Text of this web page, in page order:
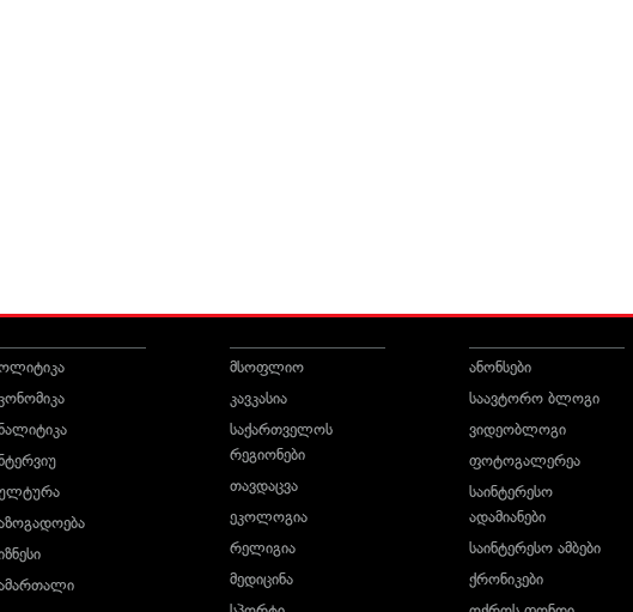
მსოფლიო
კავკასია
საქართველოს
რეგიონები
თავდაცვა
ეკოლოგია
რელიგია
მედიცინა
ანონსები
საავტორო ბლოგი
ვიდეობლოგი
ფოტოგალერეა
საინტერესო
ადამიანები
საინტერესო ამბები
ქრონიკები